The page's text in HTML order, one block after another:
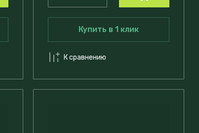
Купить в 1 клик
К сравнению